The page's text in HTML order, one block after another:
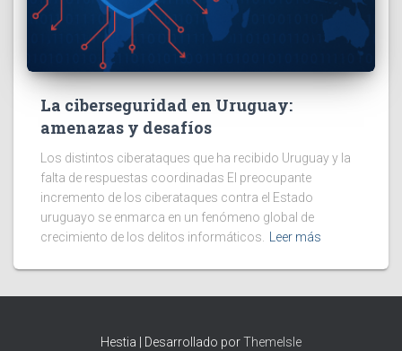
La ciberseguridad en Uruguay:
amenazas y desafíos
Los distintos ciberataques que ha recibido Uruguay y la
falta de respuestas coordinadas El preocupante
incremento de los ciberataques contra el Estado
uruguayo se enmarca en un fenómeno global de
crecimiento de los delitos informáticos.
Leer más
Hestia | Desarrollado porThemeIsle